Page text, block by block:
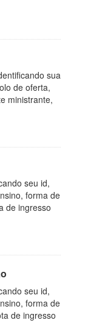
sua
de oferta,
ministrante,
seu id,
forma de
de ingresso
seu id,
forma de
de ingresso